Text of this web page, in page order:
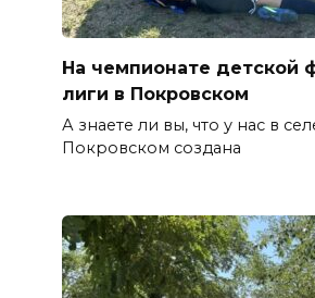
На чемпионате детской
лиги в Покровском
А знаете ли вы, что у нас в
Покровском создана